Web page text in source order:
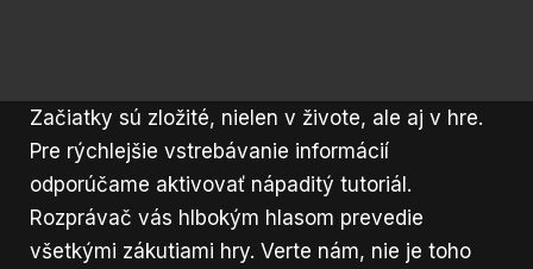
Začiatky sú zložité, nielen v živote, ale aj v hre.
Pre rýchlejšie vstrebávanie informácií
odporúčame aktivovať nápaditý tutoriál.
Rozprávač vás hlbokým hlasom prevedie
všetkými zákutiami hry. Verte nám, nie je toho